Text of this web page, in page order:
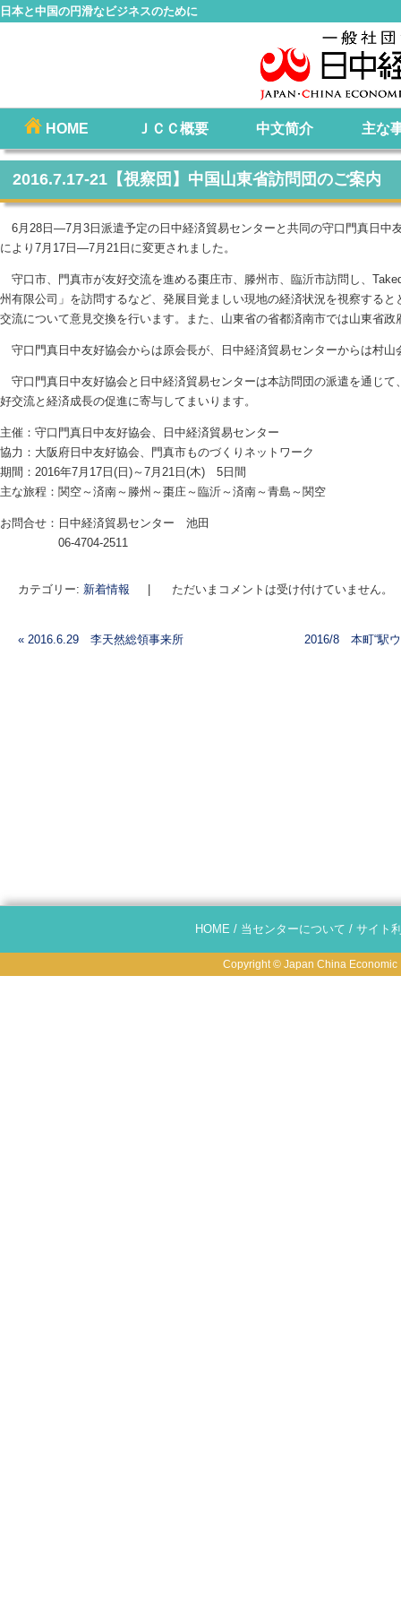
日本と中国の円滑なビジネスのために
メインメニュー
へ
動
HOME ＪＣＣ概要 中文简介 主な
2016.7.17-21【視察団】中国山東省訪問団のご案内
6月28日―7月3日派遣予定の日中経済貿易センターと共同の守口門真日中
により7月17日―7月21日に変更されました。
守口市、門真市が友好交流を進める棗庄市、滕州市、臨沂市訪問し、
州有限公司」を訪問するなど、発展目覚ましい現地の経済状況を視察する
交流について意見交換を行います。また、山東省の省都済南市では山東省政
守口門真日中友好協会からは原会長が、日中経済貿易センターからは村山
守口門真日中友好協会と日中経済貿易センターは本訪問団の派遣を通じて
好交流と経済成長の促進に寄与してまいります。
主催：守口門真日中友好協会、日中経済貿易センター
協力：大阪府日中友好協会、門真市ものづくりネットワーク
期間：2016年7月17日(日)～7月21日(木) 5日間
主な旅程：関空～済南～滕州～棗庄～臨沂～済南～青島～関空
お問合せ：日中経済貿易センター 池田
06-4704-2511
カテゴリー: 新着情報 ただいまコメントは受け付けていません。
« 2016.6.29 李天然総領事来所 2016/8 本町“駅ウ
HOME / 当センターについて / サイト
Copyright © Japan China